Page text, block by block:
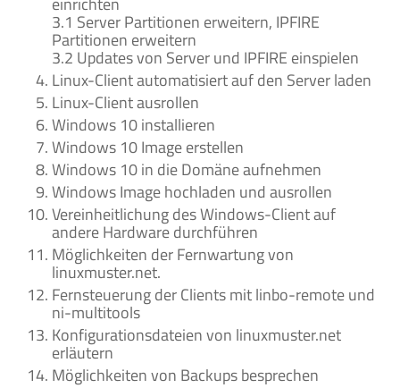
3.1 Server Partitionen erweitern, IPFIRE
Partitionen erweitern
3.2 Updates von Server und IPFIRE einspielen
Linux-Client automatisiert auf den Server laden
Linux-Client ausrollen
Windows 10 installieren
Windows 10 Image erstellen
Windows 10 in die Domäne aufnehmen
Windows Image hochladen und ausrollen
Vereinheitlichung des Windows-Client auf
andere Hardware durchführen
Möglichkeiten der Fernwartung von
linuxmuster.net.
Fernsteuerung der Clients mit linbo-remote und
ni-multitools
Konfigurationsdateien von linuxmuster.net
erläutern
Möglichkeiten von Backups besprechen